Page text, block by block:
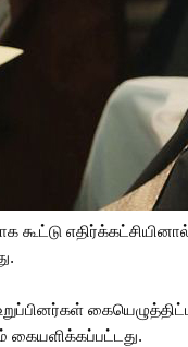
கூட்டு
கையளிக்கப்பட்டது.